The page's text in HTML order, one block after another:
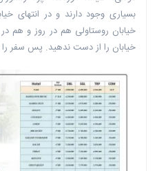
بسیاری وجود دارند و در انتهای
خیابان روستاولی هم در روز و هم
خیابان را از دست ندهید. پس سفر را